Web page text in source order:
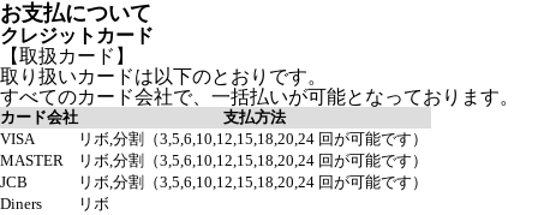
お支払について
クレジットカード
【取扱カード】
取り扱いカードは以下のとおりです。
すべてのカード会社で、一括払いが可能となっております。
カード会社
支払方法
VISA
リボ,分割（3,5,6,10,12,15,18,20,24 回が可能です）
MASTER
リボ,分割（3,5,6,10,12,15,18,20,24 回が可能です）
JCB
リボ,分割（3,5,6,10,12,15,18,20,24 回が可能です）
Diners
リボ